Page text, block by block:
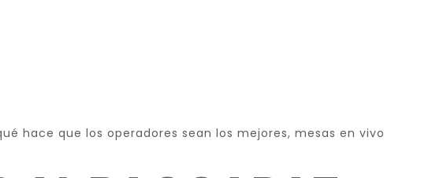
hace que los operadores sean los mejores, mesas en vivo